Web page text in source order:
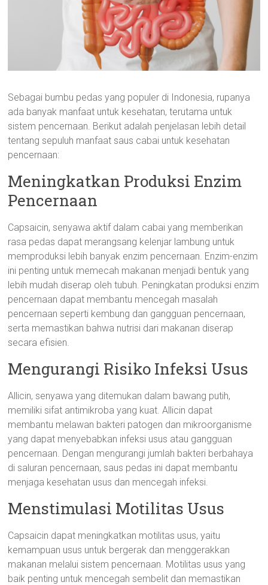
Sebagai bumbu pedas yang populer di Indonesia, rupanya
ada banyak manfaat untuk kesehatan, terutama untuk
sistem pencernaan. Berikut adalah penjelasan lebih detail
tentang sepuluh manfaat saus cabai untuk kesehatan
pencernaan:
Meningkatkan Produksi Enzim
Pencernaan
Capsaicin, senyawa aktif dalam cabai yang memberikan
rasa pedas dapat merangsang kelenjar lambung untuk
memproduksi lebih banyak enzim pencernaan. Enzim-enzim
ini penting untuk memecah makanan menjadi bentuk yang
lebih mudah diserap oleh tubuh. Peningkatan produksi enzim
pencernaan dapat membantu mencegah masalah
pencernaan seperti kembung dan gangguan pencernaan,
serta memastikan bahwa nutrisi dari makanan diserap
secara efisien.
Mengurangi Risiko Infeksi Usus
Allicin, senyawa yang ditemukan dalam bawang putih,
memiliki sifat antimikroba yang kuat. Allicin dapat
membantu melawan bakteri patogen dan mikroorganisme
yang dapat menyebabkan infeksi usus atau gangguan
pencernaan. Dengan mengurangi jumlah bakteri berbahaya
di saluran pencernaan, saus pedas ini dapat membantu
menjaga kesehatan usus dan mencegah infeksi.
Menstimulasi Motilitas Usus
Capsaicin dapat meningkatkan motilitas usus, yaitu
kemampuan usus untuk bergerak dan menggerakkan
makanan melalui sistem pencernaan. Motilitas usus yang
baik penting untuk mencegah sembelit dan memastikan